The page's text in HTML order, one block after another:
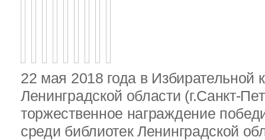
22 мая 2018 года в Избирательной
Ленинградской области (г.Санкт-
торжественное награждение
среди библиотек Ленинградской